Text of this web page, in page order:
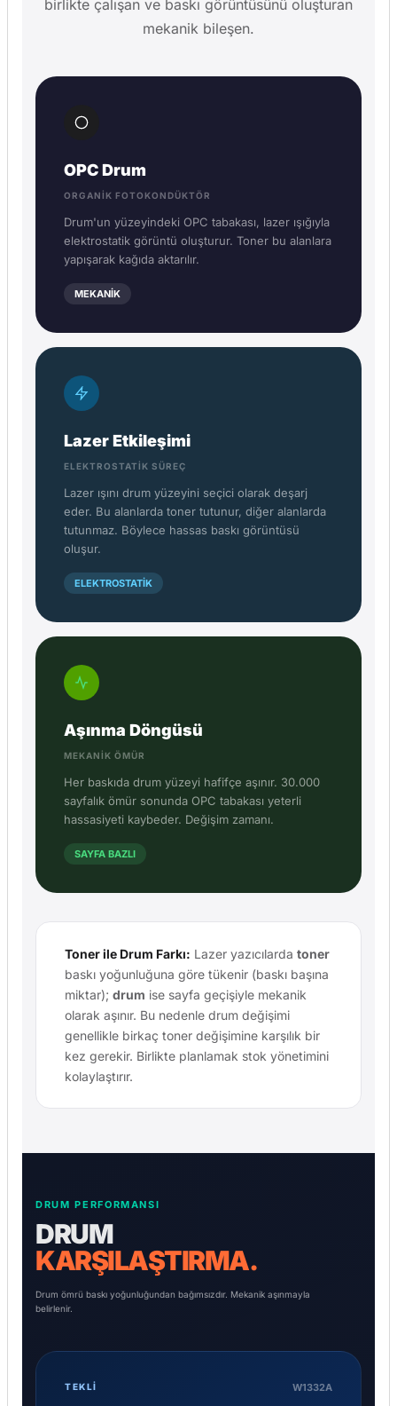
birlikte çalışan ve baskı görüntüsünü oluşturan
mekanik bileşen.
OPC Drum
ORGANIK FOTOKONDÜKTÖR
Drum'un yüzeyindeki OPC tabakası, lazer ışığıyla
elektrostatik görüntü oluşturur. Toner bu alanlara
yapışarak kağıda aktarılır.
MEKANİK
Lazer Etkileşimi
ELEKTROSTATIK SÜREÇ
Lazer ışını drum yüzeyini seçici olarak deşarj
eder. Bu alanlarda toner tutunur, diğer alanlarda
tutunmaz. Böylece hassas baskı görüntüsü
oluşur.
ELEKTROSTATİK
Aşınma Döngüsü
MEKANIK ÖMÜR
Her baskıda drum yüzeyi hafifçe aşınır. 30.000
sayfalık ömür sonunda OPC tabakası yeterli
hassasiyeti kaybeder. Değişim zamanı.
SAYFA BAZLI
Toner ile Drum Farkı: Lazer yazıcılarda toner
baskı yoğunluğuna göre tükenir (baskı başına
miktar); drum ise sayfa geçişiyle mekanik
olarak aşınır. Bu nedenle drum değişimi
genellikle birkaç toner değişimine karşılık bir
kez gerekir. Birlikte planlamak stok yönetimini
kolaylaştırır.
DRUM PERFORMANSI
DRUM
KARŞILAŞTIRMA.
Drum ömrü baskı yoğunluğundan bağımsızdır. Mekanik aşınmayla
belirlenir.
TEKLİ W1332A